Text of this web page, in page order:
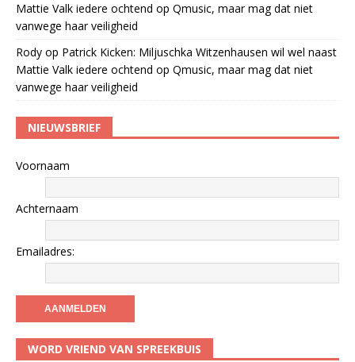
Mattie Valk iedere ochtend op Qmusic, maar mag dat niet
vanwege haar veiligheid
Rody op Patrick Kicken: Miljuschka Witzenhausen wil wel naast
Mattie Valk iedere ochtend op Qmusic, maar mag dat niet
vanwege haar veiligheid
NIEUWSBRIEF
Voornaam
Achternaam
Emailadres:
WORD VRIEND VAN SPREEKBUIS